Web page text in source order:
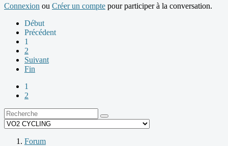
Connexion ou Créer un compte pour participer à la conversation.
Début
Précédent
1
2
Suivant
Fin
1
2
Forum